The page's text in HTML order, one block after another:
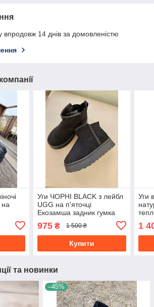
впродовж 14 днів за домовленістю
на
Уги ЧОРНІ BLACK з лейбл
UGG на п'яточці
Екозамша задник гумка
напівчеревики на високій
платформі жіночі зима
975₴ 1 500 ₴
Купити
Уги
1
та новинки
–45%